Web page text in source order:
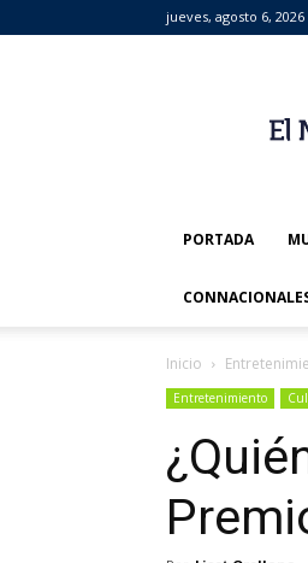
jueves, agosto 6, 2026
Digital
PORTADA
Inicio
Entretenimiento